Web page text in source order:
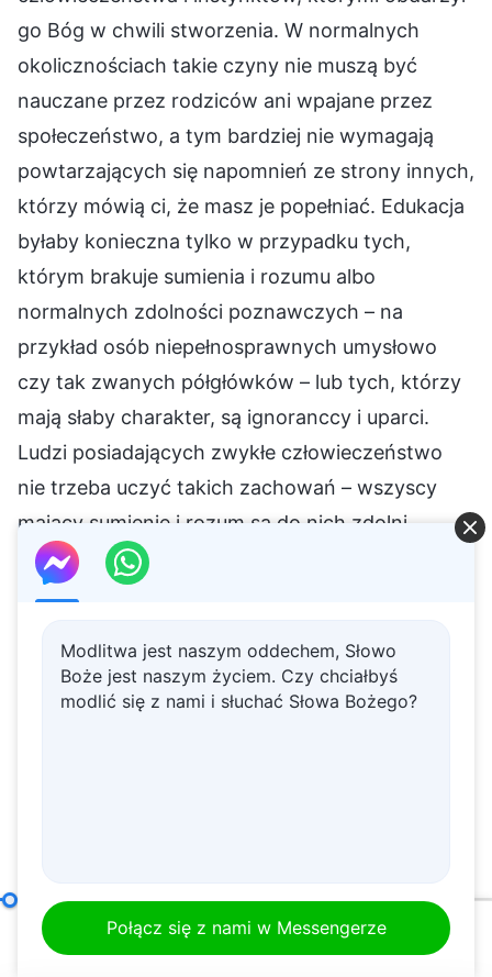
Modlitwa jest naszym oddechem, Słowo
Boże jest naszym życiem. Czy chciałbyś
modlić się z nami i słuchać Słowa Bożego?
Połącz się z nami w Messengerze
Co to znaczy dążyć do prawdy (7)
Część druga